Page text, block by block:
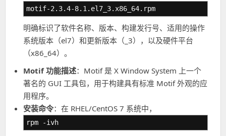
motif-2.3.4-8.1.el7_3.x86_64.rpm
明确标识了软件名称、版本、构建发行号、适用的操作
系统版本（el7）和更新版本（_3），以及硬件平台
（x86_64）。
Motif 功能描述：Motif 是 X Window System 上一个
著名的 GUI 工具包，用于构建具有标准 Motif 外观的应
用程序。
安装命令：在 RHEL/CentOS 7 系统中，
rpm -ivh